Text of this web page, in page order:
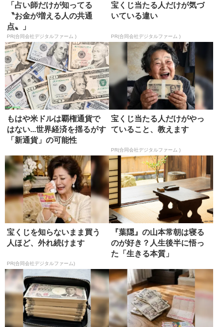
「占い師だけが知ってる
〝お金が増える人の共通
点〟」
PR(合同会社デジタルファーム )
宝くじ当たる人だけが気づ
いている違い
PR(合同会社デジタルファーム )
もはや米ドルは覇権通貨で
はない...世界経済を揺るがす
「新通貨」の可能性
宝くじ当たる人だけがやっ
ていること、教えます
PR(合同会社デジタルファーム )
宝くじを知らないまま買う
人ほど、外れ続けます
PR(合同会社デジタルファーム)
『葉隠』の山本常朝は寝る
のが好き？人生後半に悟っ
た「生きる本質」